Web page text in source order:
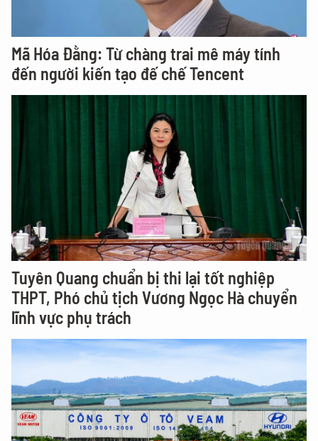
Mã Hóa Đằng: Từ chàng trai mê máy tính
đến người kiến tạo đế chế Tencent
Tuyên Quang chuẩn bị thi lại tốt nghiệp
THPT, Phó chủ tịch Vương Ngọc Hà chuyển
lĩnh vực phụ trách